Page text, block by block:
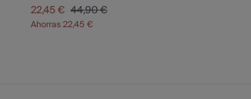
22,45 € 44,90 €
Ahorras22,45 €